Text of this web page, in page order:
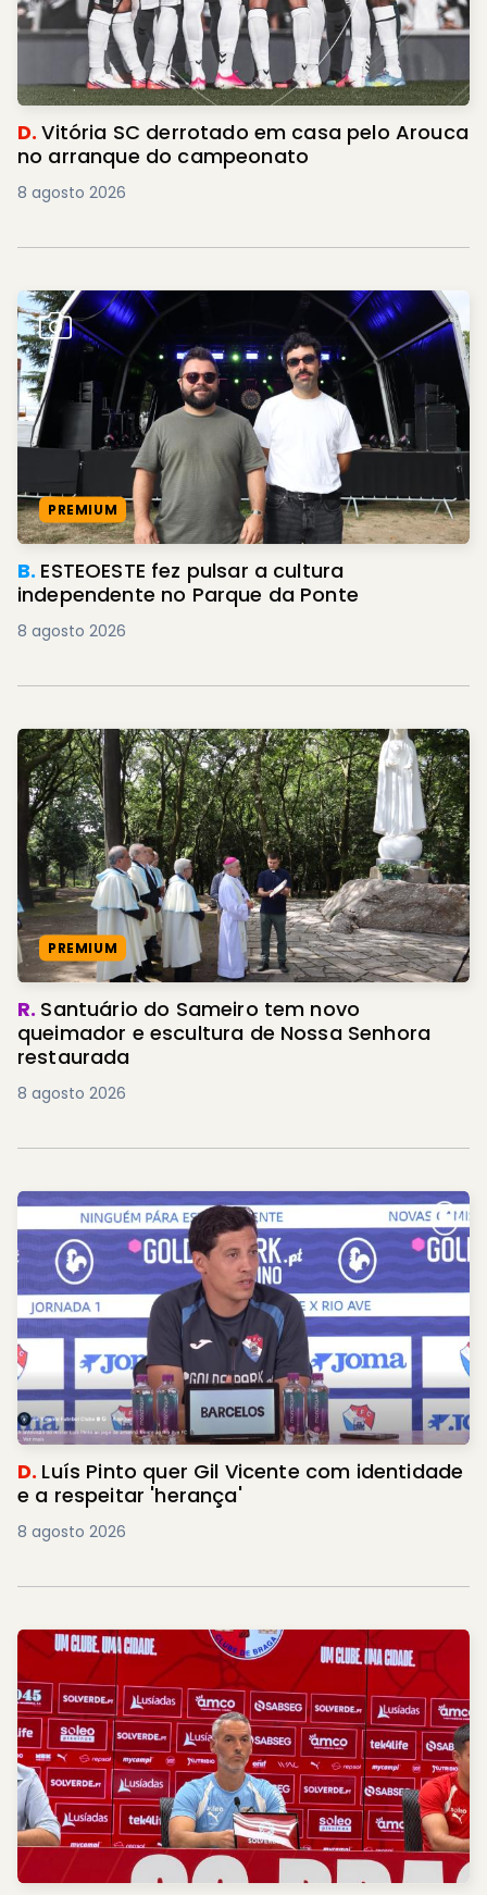
D.Vitória SC derrotado em casa pelo Arouca
no arranque do campeonato
8 agosto 2026
PREMIUM
B. ESTEOESTE fez pulsar a cultura
independente no Parque da Ponte
8 agosto 2026
PREMIUM
R. Santuário do Sameiro tem novo
queimador e escultura de Nossa Senhora
restaurada
8 agosto 2026
D. Luís Pinto quer Gil Vicente com identidade
e a respeitar 'herança'
8 agosto 2026